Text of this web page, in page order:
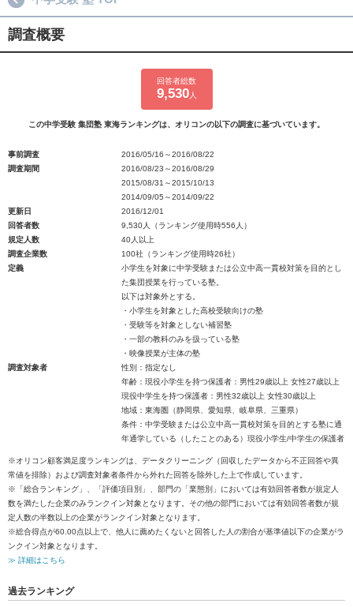
調査概要
回答者総数
9,530人
この中学受験 集団塾 東海ランキングは、オリコンの以下の調査に基づいています。
事前調査
2016/05/16～2016/08/22
調査期間
2016/08/23～2016/08/29
2015/08/31～2015/10/13
2014/09/05～2014/09/22
更新日
2016/12/01
回答者数
9,530人（ランキング使用時556人）
規定人数
40人以上
調査企業数
100社（ランキング使用時26社）
定義
小学生を対象に中学受験または公立中高一貫校対策を目的とし
た集団授業を行っている塾。
以下は対象外とする。
・小学生を対象とした高校受験向けの塾
・受験等を対象としない補習塾
・一部の教科のみを扱っている塾
・映像授業が主体の塾
調査対象者
性別：指定なし
年齢：現役小学生を持つ保護者：男性29歳以上 女性27歳以上
現役中学生を持つ保護者：男性32歳以上 女性30歳以上
地域：東海圏（静岡県、愛知県、岐阜県、三重県）
条件：中学受験または公立中高一貫校対策を目的とする塾に通
年通学している（したことのある）現役小学生/中学生の保護者
※オリコン顧客満足度ランキングは、データクリーニング（回収したデータから不正回答や異
常値を排除）および調査対象者条件から外れた回答を除外した上で作成しています。
※「総合ランキング」、「評価項目別」、部門の「業態別」においては有効回答者数が規定人
数を満たした企業のみランクイン対象となります。その他の部門においては有効回答者数が規
定人数の半数以上の企業がランクイン対象となります。
※総合得点が60.00点以上で、他人に薦めたくないと回答した人の割合が基準値以下の企業がラ
ンクイン対象となります。
≫ 詳細はこちら
過去ランキング